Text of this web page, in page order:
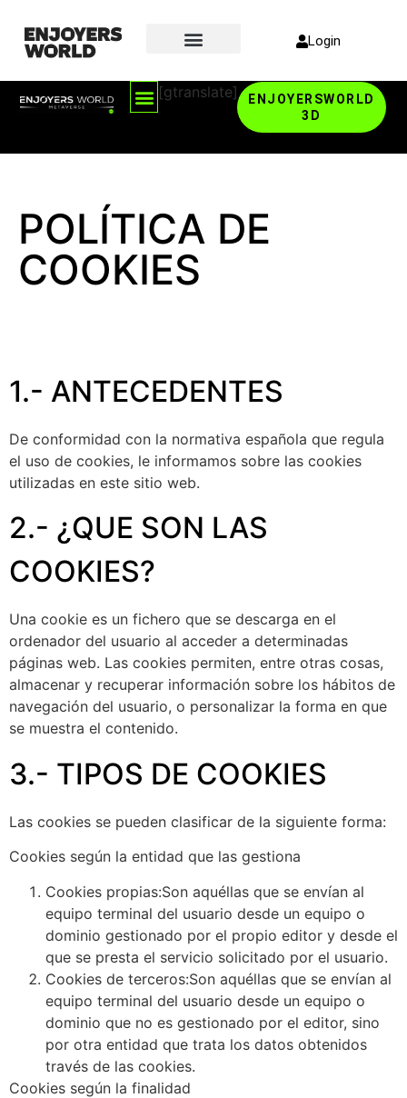
Login
[gtranslate]
ENJOYERSWORLD
3D
POLÍTICA DE
COOKIES
1.- ANTECEDENTES
De conformidad con la normativa española que regula
el uso de cookies, le informamos sobre las cookies
utilizadas en este sitio web.
2.- ¿QUE SON LAS
COOKIES?
Una cookie es un fichero que se descarga en el
ordenador del usuario al acceder a determinadas
páginas web. Las cookies permiten, entre otras cosas,
almacenar y recuperar información sobre los hábitos de
navegación del usuario, o personalizar la forma en que
se muestra el contenido.
3.- TIPOS DE COOKIES
Las cookies se pueden clasificar de la siguiente forma:
Cookies según la entidad que las gestiona
Cookies propias:Son aquéllas que se envían al
equipo terminal del usuario desde un equipo o
dominio gestionado por el propio editor y desde el
que se presta el servicio solicitado por el usuario.
Cookies de terceros:Son aquéllas que se envían al
equipo terminal del usuario desde un equipo o
dominio que no es gestionado por el editor, sino
por otra entidad que trata los datos obtenidos
través de las cookies.
Cookies según la finalidad